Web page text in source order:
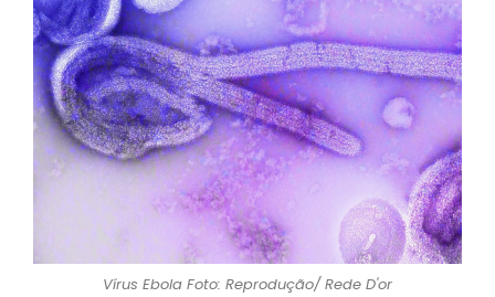
Vírus Ebola Foto: Reprodução/ Rede D'or